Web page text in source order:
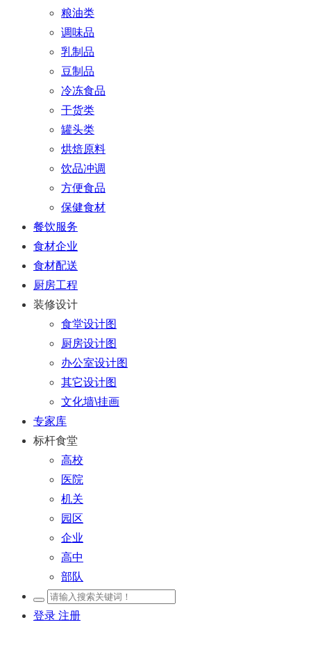
粮油类
调味品
乳制品
豆制品
冷冻食品
干货类
罐头类
烘焙原料
饮品冲调
方便食品
保健食材
餐饮服务
食材企业
食材配送
厨房工程
装修设计
食堂设计图
厨房设计图
办公室设计图
其它设计图
文化墙\挂画
专家库
标杆食堂
高校
医院
机关
园区
企业
高中
部队
登录 注册